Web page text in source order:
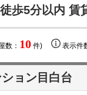
歩5分以内 賃
数： 10 件) 表示件
ョン目白台